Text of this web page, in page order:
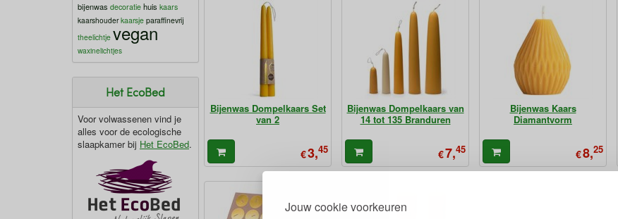
Jouw cookie voorkeuren
bijenwas decoratie huis kaars
kaarshouder kaarsje paraffinevrij
theelichtje vegan
waxinelichtjes
Het EcoBed
Voor volwassenen vind je
alles voor de ecologische
slaapkamer bij Het EcoBed.
Bijenwas Dompelkaars Set
van 2
€3,45
Bijenwas Dompelkaars van
14 tot 135 Branduren
€7,45
Bijenwas Kaars
Diamantvorm
€8,25